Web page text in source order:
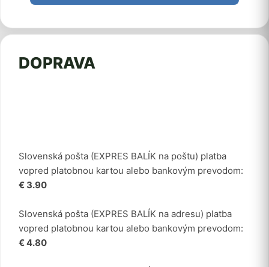
DOPRAVA
Slovenská pošta (EXPRES BALÍK na poštu) platba
vopred platobnou kartou alebo bankovým prevodom:
€ 3.90
Slovenská pošta (EXPRES BALÍK na adresu) platba
vopred platobnou kartou alebo bankovým prevodom:
€ 4.80